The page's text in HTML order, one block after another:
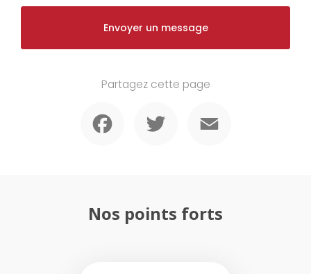
Envoyer un message
Partagez cette page
Nos points forts